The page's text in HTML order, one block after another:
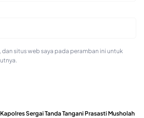
dan situs web saya pada peramban ini untuk
Kapolres Sergai Tanda Tangani Prasasti Musholah